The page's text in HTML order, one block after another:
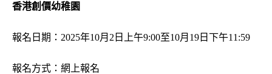
香港創價幼稚園
報名日期：2025年10月2日上午9:00至10月19日下午11:59
報名方式：網上報名